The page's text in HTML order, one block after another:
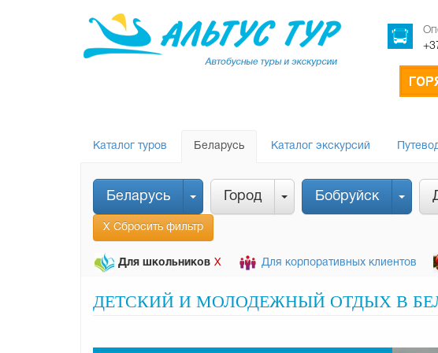
Каталог туров Беларусь Каталог экскурсий
Беларусь Город Бобруйск
Х Сбросить фильтр
Для школьников Х Для корпоративных клиентов
ДЕТСКИЙ И МОЛОДЕЖНЫЙ ОТДЫХ В